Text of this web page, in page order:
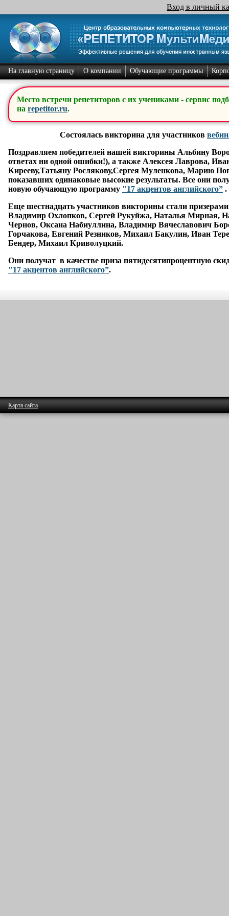
Вход в личный
На главную страницу О компании Обучающие программы
Место встречи репетиторов с их учениками - сервис
на repetitor.ru.
Состоялась викторина для участников
Поздравляем победителей нашей викторины Альбину
ответах ни одной ошибки!), а также Алексея Лаврова,
Кирееву,Татьяну Рослякову,Сергея Муленкова, Марию
показавших одинаковые высокие результаты. Все они
новую обучающую программу "17 акцентов английского” .
Еще шестнадцать участников викторины стали
Владимир Охлопков, Сергей Рукуйжа, Наталья Мирная,
Чернов, Оксана Набиуллина, Владимир Вячеславович
Горчакова, Евгений Резников, Михаил Бакулин, Иван
Бендер, Михаил Криволуцкий.
Они получат в качестве приза пятидесятипроцентную
"17 акцентов английского”.
Карта сайта